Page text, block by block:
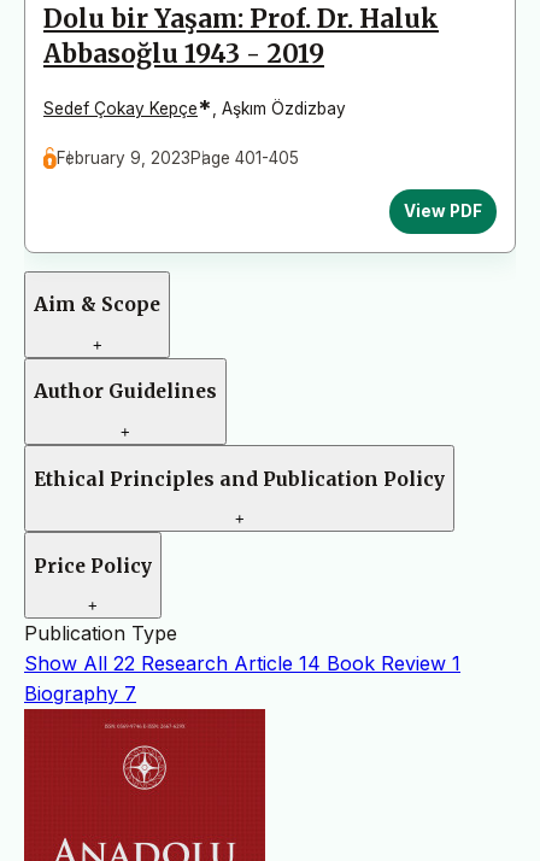
Dolu bir Yaşam: Prof. Dr. Haluk
Abbasoğlu 1943 - 2019
Sedef Çokay Kepçe* Aşkım Özdizbay
February 9, 2023Page 401-405
View PDF
Aim & Scope
+
Author Guidelines
+
Ethical Principles and Publication Policy
+
Price Policy
+
Publication Type
Show All 22 Research Article 14 Book Review 1
Biography 7